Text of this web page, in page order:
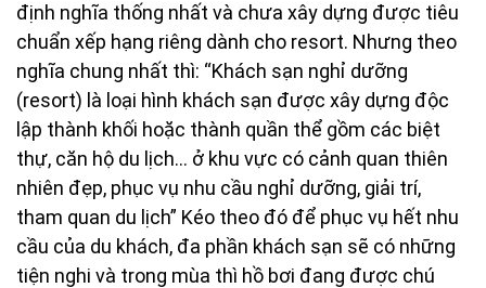
định nghĩa thống nhất và chưa xây dựng được tiêu
chuẩn xếp hạng riêng dành cho resort. Nhưng theo
nghĩa chung nhất thì: “Khách sạn nghỉ dưỡng
(resort) là loại hình khách sạn được xây dựng độc
lập thành khối hoặc thành quần thể gồm các biệt
thự, căn hộ du lịch… ở khu vực có cảnh quan thiên
nhiên đẹp, phục vụ nhu cầu nghỉ dưỡng, giải trí,
tham quan du lịch” Kéo theo đó để phục vụ hết nhu
cầu của du khách, đa phần khách sạn sẽ có những
tiện nghi và trong mùa thì hồ bơi đang được chú